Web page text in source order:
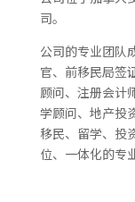
司。
公司的专业团队
官、前移民局签
顾问、注册会计
学顾问、地产投
移民、留学、投
位、一体化的专